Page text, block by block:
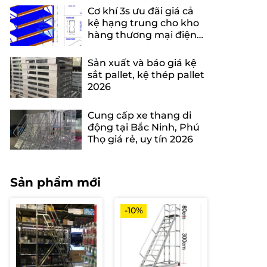
Cơ khí 3s ưu đãi giá cả
kệ hạng trung cho kho
hàng thương mại điện
Sản xuất và báo giá kệ
sắt pallet, kệ thép pallet
2026
Cung cấp xe thang di
động tại Bắc Ninh, Phú
Thọ giá rẻ, uy tín 2026
Sản phẩm mới
-10%